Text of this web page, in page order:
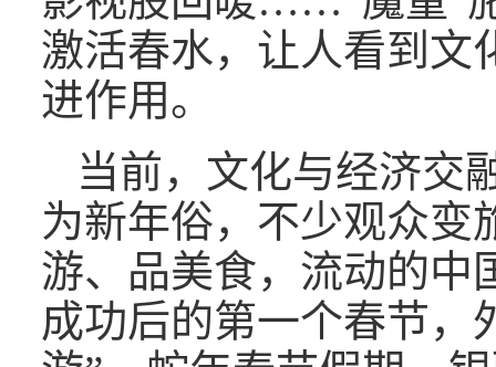
激活春水，让人看到文
进作用。
当前，文化与经济交
为新年俗，不少观众变
游、品美食，流动的中
成功后的第一个春节，